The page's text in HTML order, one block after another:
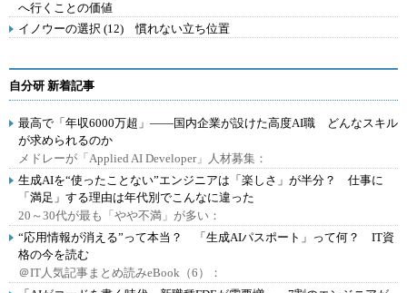
へ行くことの価値
イノウーの選択 (12) 慣れない立ち位置
自分研 新着記事
最高で「年収6000万超」――国内企業が設けた高度AI職 どんなスキル
が求められるのか
メドレーが「Applied AI Developer」人材募集：
生成AIを“使ったことない”エンジニアは「楽しさ」が半分？ 仕事に
「満足」する理由は年代別でこんなに違った
20～30代が最も「やや不満」が多い：
“応用情報が消える”って本当？ 「生成AIパスポート」って何？ IT資
格の今を読む
＠IT人気記事まとめ読みeBook（6）：